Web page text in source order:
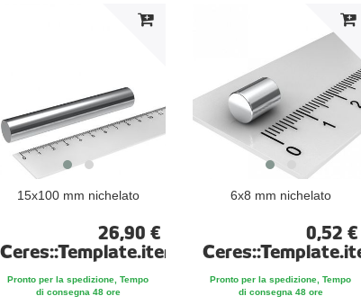
15x100 mm nichelato
26,90 €
Ceres::Template.itemFootnote
Pronto per la spedizione, Tempo
di consegna 48 ore
6x8 mm nichelato
0,52 €
Pronto per la spedizione, Tempo
di consegna 48 ore